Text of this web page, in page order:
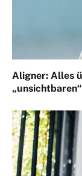
Aligner: Alles